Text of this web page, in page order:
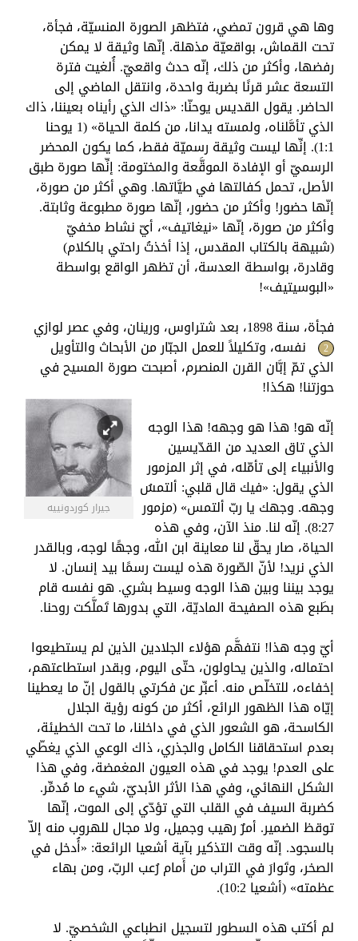
وها هي قرون تمضي، فتظهر الصورة المنسيّة، فجأة،
تحت القماش، بواقعيّة مذهلة. إنّها وثيقة لا يمكن
رفضها، وأكثر من ذلك، إنّه حدث واقعيّ. أُلغيت فترة
التسعة عشر قرنًا بضربة واحدة، وانتقل الماضي إلى
الحاضر. يقول القديس يوحنّا: «ذاك الذي رأيناه بعيننا، ذاك
الذي تأمَّلناه، ولمسته يدانا، من كلمة الحياة» (1 يوحنا
1:1). إنِّها ليست وثيقة رسميّة فقط، كما يكون المحضر
الرسميّ أو الإفادة الموقَّعة والمختومة: إنِّها صورة طبق
الأصل، تحمل كفالتها في طيَّاتها. وهي أكثر من صورة،
إنّها حضور! وأكثر من حضور، إنّها صورة مطبوعة وثابتة.
وأكثر من صورة، إنّها «نيغاتيف»، أيّ نشاط مخفيّ
(شبيهة بالكتاب المقدس، إذا أخذتُ راحتي بالكلام)
وقادرة، بواسطة العدسة، أن تظهر الواقع بواسطة
«البوسيتيف»!
فجأة، سنة 1898، بعد شتراوس، ورينان، وفي عصر لوازي
2
نفسه، وتكليلاً للعمل الجبّار من الأبحاث والتأويل
الذي تمّ إبَّان القرن المنصرم، أصبحت صورة المسيح في
حوزتنا! هكذا!
جيرار كوردونييه
إنّه هو! هذا هو وجهه! هذا الوجه
الذي تاق العديد من القدّيسين
والأنبياء إلى تأمّله، في إثر المزمور
الذي يقول: «فيك قال قلبي: ألتمسُ
وجهه. وجهك يا ربّ ألتمس» (مزمور
8:27). إنّه لنا. منذ الآن، وفي هذه
الحياة، صار يحقّ لنا معاينة ابن الله، وجهًا لوجه، وبالقدر
الذي نريد! لأنّ الصّورة هذه ليست رسمًا بيد إنسان. لا
يوجد بيننا وبين هذا الوجه وسيط بشري. هو نفسه قام
بطَبع هذه الصفيحة الماديّة، التي بدورها تَملَّكت روحنا.
أيّ وجه هذا! نتفهَّم هؤلاء الجلادين الذين لم يستطيعوا
احتماله، والذين يحاولون، حتّى اليوم، وبقدر استطاعتهم،
إخفاءه، للتخلّص منه. أعبِّر عن فكرتي بالقول إنّ ما يعطينا
إيّاه هذا الظهور الرائع، أكثر من كونه رؤية الجلال
الكاسحة، هو الشعور الذي في داخلنا، ما تحت الخطيئة،
بعدم استحقاقنا الكامل والجذري، ذاك الوعي الذي يغطّي
على العدم! يوجد في هذه العيون المغمضة، وفي هذا
الشكل النهائي، وفي هذا الأثر الأبديّ، شيء ما مُدمِّر.
كضربة السيف في القلب التي تؤدّي إلى الموت، إنّها
توقظ الضمير. أمرٌ رهيب وجميل، ولا مجال للهروب منه إلاّ
بالسجود. إنّه وقت التذكير بآية أشعيا الرائعة: «أُدخل في
الصخر، وتَوارَ في التراب من أَمام رُعب الربّ، ومن بهاء
عظمته» (أشعيا 10:2).
لم أكتب هذه السطور لتسجيل انطباعي الشخصيّ. لا